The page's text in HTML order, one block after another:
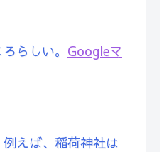
らしい。 Googleマ
えば、稲荷神社は